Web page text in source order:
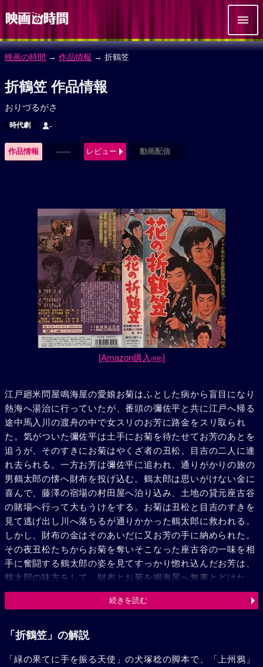
映画の時間 → 作品情報 → 折鶴笠
折鶴笠 作品情報
おりづるがさ
時代劇 -
作品情報 ------ レビュー 動画配信
[Amazon購入 (PR)]
江戸廻米問屋鳴海屋の愛娘お菊はふとした病から盲目になり
熱海へ湯治に行っていたが、番頭の彌佐平と共に江戸へ帰る
途中馬入川の渡舟の中で女スリのお芳に路金をスリ取られ
た。気がついた彌佐平は土手にお菊を待たせてお芳のあとを
追うが、そのすきにお菊はやくざ者の丑松、目吉の二人に連
れ去られる。一方お芳は彌佐平に追われ、通りがかりの旅の
男鶴太郎の懐へ財布を投げ込む。鶴太郎は思いがけない金に
喜んで、藤澤の宿場の村田屋へ泊り込み、土地の貸元座古谷
の賭場へ行って大もうけをする。お菊は丑松と目吉のすきを
見て逃げ出し川へ落ちるが通りかかった鶴太郎に救われる。
しかし、財布の金はそのあいだに又お芳の手に納められた。
その夜丑松たちからお菊を奪いそこなった座古谷の一味を相
手に奮闘する鶴太郎の姿を見てすっかり惚れ込んだお芳は、
鶴太郎の味方をして、財布とお菊を鳴海屋へ無事とどけた。
丑松は厚顔ましくお菊の恩人だと鳴海屋へゆすりに行くがお
芳に見破られ、あばれ出したところを鶴太郎にやっつけられ
て水戸への旅に出るが、お芳もまたそのあとを追うのだっ
続きを読む
「折鶴笠」の解説
「緑の果てに手を振る天使」の犬塚稔の脚本で、「上州鴉」